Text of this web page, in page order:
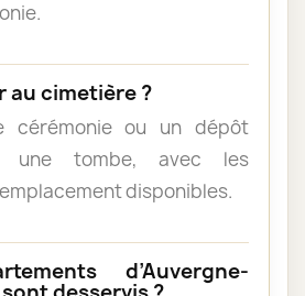
au cimetière ?
cérémonie ou un dépôt
une tombe, avec les
disponibles.
d’Auvergne-